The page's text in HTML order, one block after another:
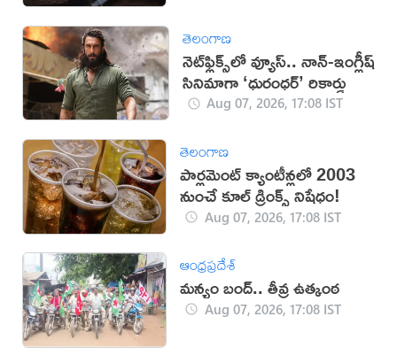
తెలంగాణ
నెట్‌ఫ్లిక్స్‌లో వ్యూస్.. నాన్-ఇంగ్లీష్
సినిమాగా ‘ధురంధర్’ రికార్డు
Aug 07, 2026, 17:08 IST
తెలంగాణ
పార్లమెంట్ క్యాంటీన్లలో 2003
నుంచే కూల్ డ్రింక్స్ నిషేధం!
Aug 07, 2026, 17:08 IST
ఆంధ్రప్రదేశ్
మన్యం బంద్.. తీవ్ర ఉత్కంఠ
Aug 07, 2026, 17:08 IST